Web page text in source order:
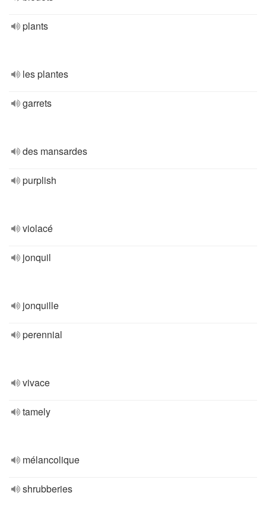
plants
les plantes
garrets
des mansardes
purplish
violacé
jonquil
jonquille
perennial
vivace
tamely
mélancolique
shrubberies